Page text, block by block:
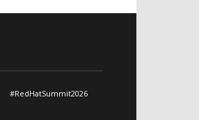
#RedHatSummit2026